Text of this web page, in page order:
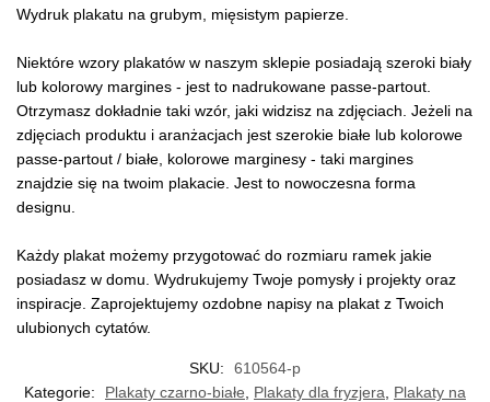
Wydruk plakatu na grubym, mięsistym papierze.
Niektóre wzory plakatów w naszym sklepie posiadają szeroki biały
lub kolorowy margines - jest to nadrukowane passe-partout.
Otrzymasz dokładnie taki wzór, jaki widzisz na zdjęciach. Jeżeli na
zdjęciach produktu i aranżacjach jest szerokie białe lub kolorowe
passe-partout / białe, kolorowe marginesy - taki margines
znajdzie się na twoim plakacie. Jest to nowoczesna forma
designu.
Każdy plakat możemy przygotować do rozmiaru ramek jakie
posiadasz w domu. Wydrukujemy Twoje pomysły i projekty oraz
inspiracje. Zaprojektujemy ozdobne napisy na plakat z Twoich
ulubionych cytatów.
SKU:
610564-p
Kategorie:
Plakaty czarno-białe Plakaty dla fryzjera
Plakaty na